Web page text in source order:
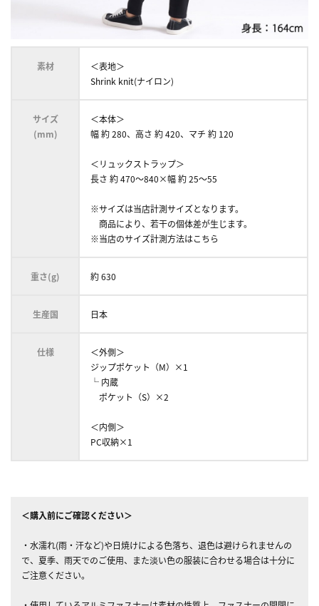
素材
＜表地＞
Shrink knit(ナイロン)
サイズ
(mm)
＜本体＞
幅 約 280、高さ 約 420、マチ 約 120
＜リュックストラップ＞
長さ 約 470～840×幅 約 25～55
※サイズは当店計測サイズとなります。
商品により、若干の個体差が生じます。
※当店のサイズ計測方法はこちら
重さ(g) 約 630
生産国 日本
仕様
＜外側＞
ジップポケット（M）×1
└ 内蔵
ポケット（S）×2
＜内側＞
PC収納×1
＜購入前にご確認ください＞
・水濡れ(雨・汗など)や日焼けによる色落ち、退色は避けられませんの
で、夏季、雨天でのご使用、また淡い色の服装に合わせる場合は十分に
ご注意ください。